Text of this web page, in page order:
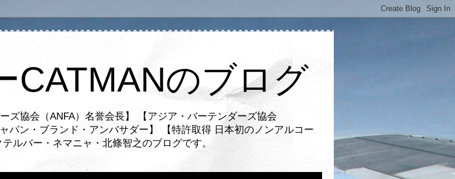
CATMANのブログ
ズ協会（ANFA）名誉会長】 【アジア・バーテンダーズ協会
パン・ブランド・アンバサダー】 【特許取得 日本初のノンアルコー
ルバー・ネマニャ・北條智之のブログです。